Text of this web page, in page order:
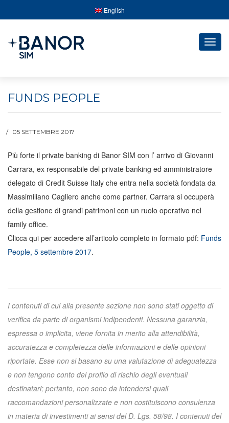
English
FUNDS PEOPLE
05 SETTEMBRE 2017
Più forte il private banking di Banor SIM con l’ arrivo di Giovanni
Carrara, ex responsabile del private banking ed amministratore
delegato di Credit Suisse Italy che entra nella società fondata da
Massimiliano Cagliero anche come partner. Carrara si occuperà
della gestione di grandi patrimoni con un ruolo operativo nel
family office.
Clicca qui per accedere all’articolo completo in formato pdf: Funds
People, 5 settembre 2017.
I contenuti di cui alla presente sezione non sono stati oggetto di
verifica da parte di organismi indipendenti. Nessuna garanzia,
espressa o implicita, viene fornita in merito alla attendibilità,
accuratezza e completezza delle informazioni e delle opinioni
riportate. Esse non si basano su una valutazione di adeguatezza
e non tengono conto del profilo di rischio degli eventuali
destinatari; pertanto, non sono da intendersi quali
raccomandazioni personalizzate e non costituiscono consulenza
in materia di investimenti ai sensi del D. Lgs. 58/98. I contenuti del